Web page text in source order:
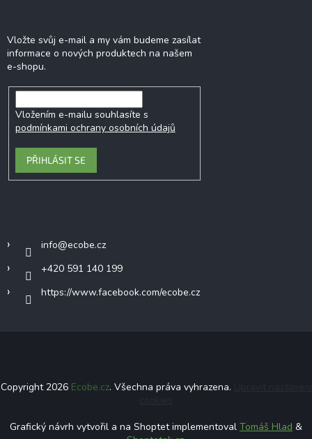
Vložte svůj e-mail a my vám budeme zasílat
informace o nových produktech na našem
e-shopu.
Vložením e-mailu souhlasíte s
podmínkami ochrany osobních údajů
PŘIHLÁSIT SE
info@ecobe.cz
+420 591 140 199
https://www.facebook.com/ecobe.cz
Copyright 2026 Ecobe.cz. Všechna práva vyhrazena.
Grafický návrh vytvořil a na Shoptet implementoval Tomáš Hlad &